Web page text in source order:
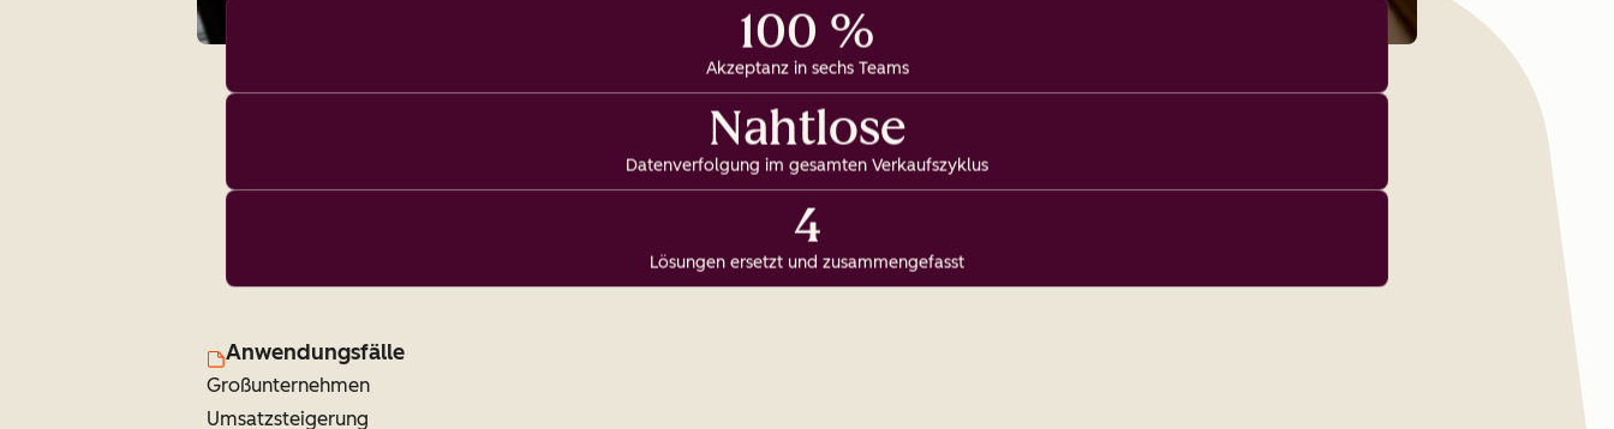
100 %
Akzeptanz in sechs Teams
Nahtlose
Datenverfolgung im gesamten Verkaufszyklus
4
Lösungen ersetzt und zusammengefasst
Anwendungsfälle
Großunternehmen
Umsatzsteigerung